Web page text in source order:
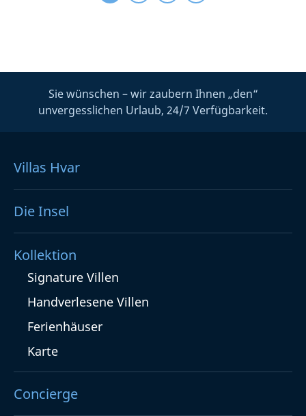
Sie wünschen – wir zaubern Ihnen „den“
unvergesslichen Urlaub, 24/7 Verfügbarkeit.
Villas Hvar
Die Insel
Kollektion
Signature Villen
Handverlesene Villen
Ferienhäuser
Karte
Concierge